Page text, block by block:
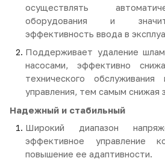
осуществлять
оборудования и
эффективность ввода в
Поддерживает удаление
насосами, эффективно
технического
управления, тем самым снижая
Надежный и стабильный
Широкий диапазон
эффективное управление
повышение ее адаптивности.